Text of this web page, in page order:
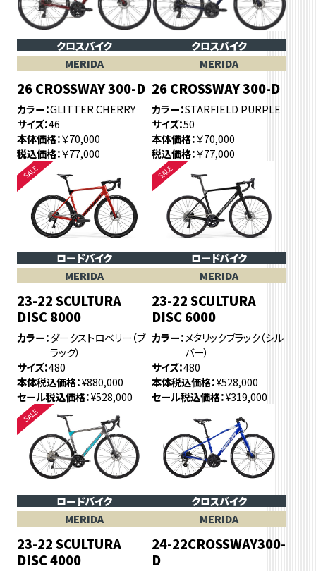
クロスバイク
MERIDA
26 CROSSWAY 300-D
カラー GLITTER CHERRY
サイズ 46
本体価格 ￥70,000
税込価格 ￥77,000
クロスバイク
MERIDA
26 CROSSWAY 300-D
カラー STARFIELD PURPLE
サイズ 50
本体価格 ￥70,000
税込価格 ￥77,000
ロードバイク
MERIDA
23-22 SCULTURA
DISC 8000
カラー ダークストロベリー（ブ
ラック）
サイズ 480
本体税込価格 ¥880,000
セール税込価格 ¥528,000
ロードバイク
MERIDA
23-22 SCULTURA
DISC 6000
カラー メタリックブラック（シル
バー）
サイズ 480
本体税込価格 ¥528,000
セール税込価格 ¥319,000
ロードバイク
MERIDA
23-22 SCULTURA
DISC 4000
クロスバイク
MERIDA
24-22CROSSWAY300-
D